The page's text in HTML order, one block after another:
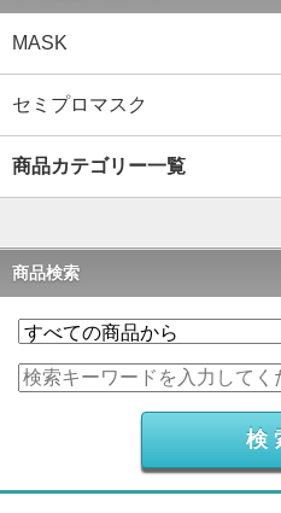
MASK
セミプロマスク
商品カテゴリー一覧
商品検索